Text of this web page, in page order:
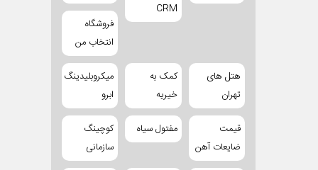
CRM
فروشگاه
انتخاب من
هتل های
تهران
کمک به
خیریه
میکروبلیدینگ
ابرو
قیمت
ضایعات آهن
مفتول سیاه
کوچینگ
سازمانی